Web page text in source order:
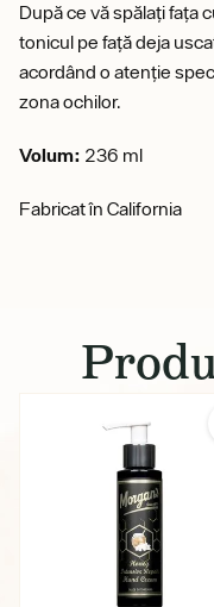
După ce vă spălați fața
tonicul pe față deja
acordând o atenție
zona ochilor.
Volum: 236 ml
Fabricat în California